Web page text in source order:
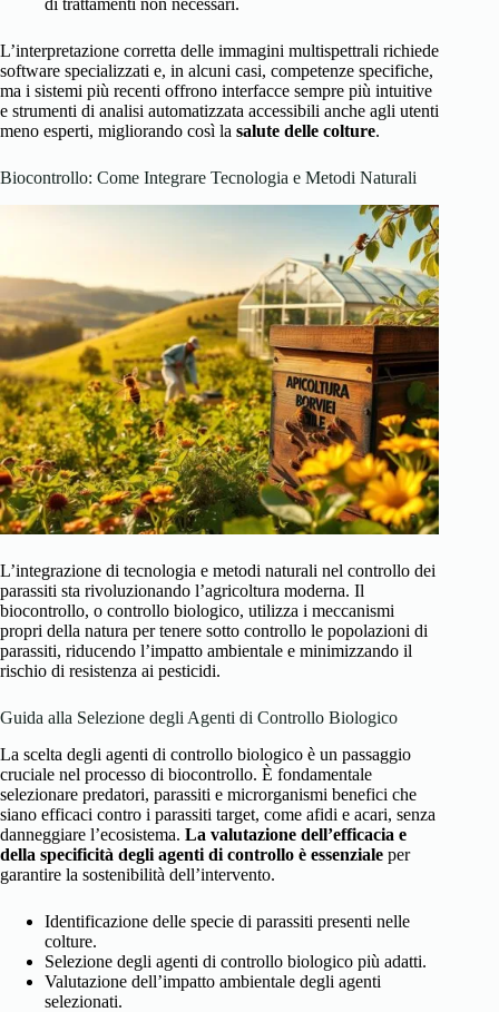
di trattamenti non necessari.
L’interpretazione corretta delle immagini multispettrali richiede
software specializzati e, in alcuni casi, competenze specifiche,
ma i sistemi più recenti offrono interfacce sempre più intuitive
e strumenti di analisi automatizzata accessibili anche agli utenti
meno esperti, migliorando così la salute delle colture.
Biocontrollo: Come Integrare Tecnologia e Metodi Naturali
L’integrazione di tecnologia e metodi naturali nel controllo dei
parassiti sta rivoluzionando l’agricoltura moderna. Il
biocontrollo, o controllo biologico, utilizza i meccanismi
propri della natura per tenere sotto controllo le popolazioni di
parassiti, riducendo l’impatto ambientale e minimizzando il
rischio di resistenza ai pesticidi.
Guida alla Selezione degli Agenti di Controllo Biologico
La scelta degli agenti di controllo biologico è un passaggio
cruciale nel processo di biocontrollo. È fondamentale
selezionare predatori, parassiti e microrganismi benefici che
siano efficaci contro i parassiti target, come afidi e acari, senza
danneggiare l’ecosistema. La valutazione dell’efficacia e
della specificità degli agenti di controllo è essenziale per
garantire la sostenibilità dell’intervento.
Identificazione delle specie di parassiti presenti nelle
colture.
Selezione degli agenti di controllo biologico più adatti.
Valutazione dell’impatto ambientale degli agenti
selezionati.